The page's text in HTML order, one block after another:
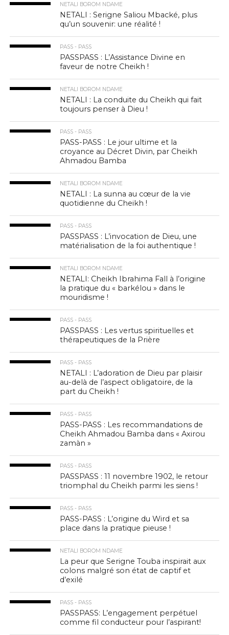
NETALI BOROM NDAME
NETALI : Serigne Saliou Mbacké, plus
qu’un souvenir: une réalité !
PASS - PASS
PASSPASS : L’Assistance Divine en
faveur de notre Cheikh !
NETALI BOROM NDAME
NETALI : La conduite du Cheikh qui fait
toujours penser à Dieu !
PASS - PASS
PASS-PASS : Le jour ultime et la
croyance au Décret Divin, par Cheikh
Ahmadou Bamba
NETALI BOROM NDAME
NETALI : La sunna au cœur de la vie
quotidienne du Cheikh !
PASS - PASS
PASSPASS : L’invocation de Dieu, une
matérialisation de la foi authentique !
NETALI BOROM NDAME
NETALI: Cheikh Ibrahima Fall à l’origine
la pratique du « barkélou » dans le
mouridisme !
PASS - PASS
PASSPASS : Les vertus spirituelles et
thérapeutiques de la Prière
PASS - PASS
NETALI : L’adoration de Dieu par plaisir
au-delà de l’aspect obligatoire, de la
part du Cheikh !
PASS - PASS
PASS-PASS : Les recommandations de
Cheikh Ahmadou Bamba dans « Axirou
zamàn »
PASS - PASS
PASSPASS : 11 novembre 1902, le retour
triomphal du Cheikh parmi les siens !
PASS - PASS
PASS-PASS : L’origine du Wird et sa
place dans la pratique pieuse !
NETALI BOROM NDAME
La peur que Serigne Touba inspirait aux
colons malgré son état de captif et
d’exilé
PASS - PASS
PASSPASS: L’engagement perpétuel
comme fil conducteur pour l’aspirant!